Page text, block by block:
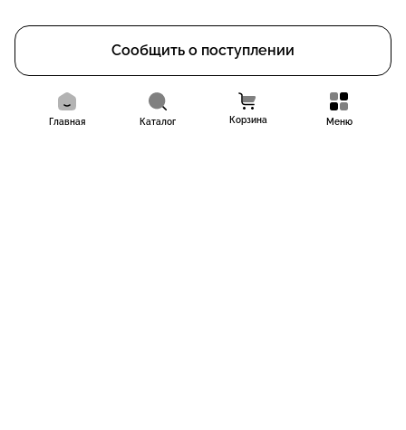
Сообщить о поступлении
Главная Каталог Корзина Меню